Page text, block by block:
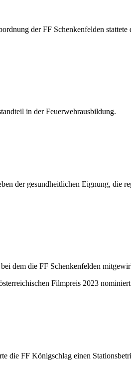
der FF Schenkenfelden
in der Feuerwehrausbildung.
der gesundheitlichen Eignung, die
dem die FF Schenkenfelden
Filmpreis 2023
die FF Königschlag einen